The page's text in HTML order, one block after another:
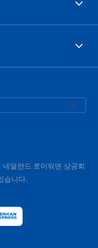
덜란드 로이워덴 상공회
습니다.